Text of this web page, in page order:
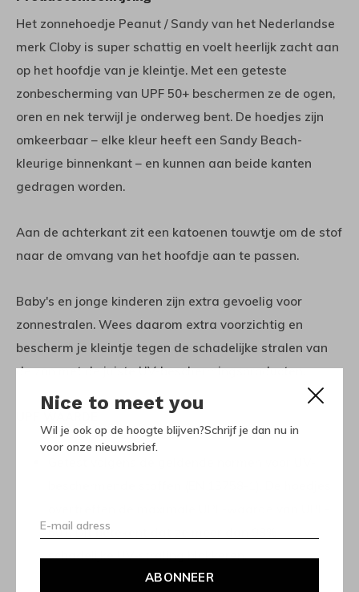
Nice to meet you
Wil je ook op de hoogte blijven?Schrijf je dan nu in
voor onze nieuwsbrief.
ABONNEER
Het zonnehoedje Peanut / Sandy van het Nederlandse
merk Cloby is super schattig en voelt heerlijk zacht aan
op het hoofdje van je kleintje. Met een geteste
zonbescherming van UPF 50+ beschermen ze de ogen,
oren en nek terwijl je onderweg bent. De hoedjes zijn
omkeerbaar – elke kleur heeft een Sandy Beach-
kleurige binnenkant – en kunnen aan beide kanten
gedragen worden.
Aan de achterkant zit een katoenen touwtje om de stof
naar de omvang van het hoofdje aan te passen.
Baby's en jonge kinderen zijn extra gevoelig voor
zonnestralen. Wees daarom extra voorzichtig en
bescherm je kleintje tegen de schadelijke stralen van
de zon met de juiste UV-beschermingsproducten.
50+. Dit betekent dat ze meer dan 98%
schadelijke UV-straling blokkeren.